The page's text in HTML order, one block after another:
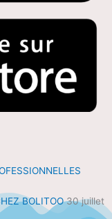
BOLITOO 30 juillet